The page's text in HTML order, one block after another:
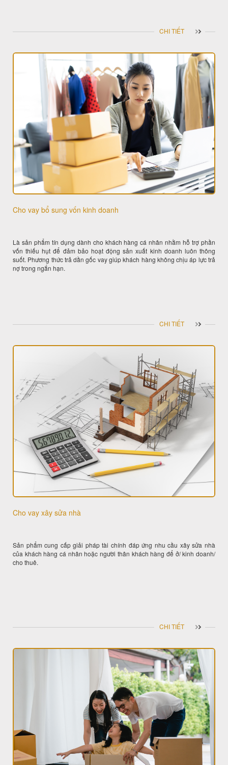
CHI TIẾT
Cho vay bổ sung vốn kinh doanh
Là sản phẩm tín dụng dành cho khách hàng cá nhân nhằm hỗ trợ phần
vốn thiếu hụt để đảm bảo hoạt động sản xuất kinh doanh luôn thông
suốt. Phương thức trả dần gốc vay giúp khách hàng không chịu áp lực trả
nợ trong ngắn hạn.
CHI TIẾT
Cho vay xây sửa nhà
Sản phẩm cung cấp giải pháp tài chính đáp ứng nhu cầu xây sửa nhà
của khách hàng cá nhân hoặc người thân khách hàng để ở/ kinh doanh/
cho thuê.
CHI TIẾT